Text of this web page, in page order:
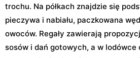
trochu. Na półkach znajdzie się
pieczywa i nabiału, paczkowana
owoców. Regały zawierają
sosów i dań gotowych, a w lodówce